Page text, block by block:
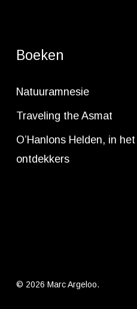
Boeken
Natuuramnesie
Traveling the Asmat
O’Hanlons Helden, in
ontdekkers
© 2026 Marc Argeloo.